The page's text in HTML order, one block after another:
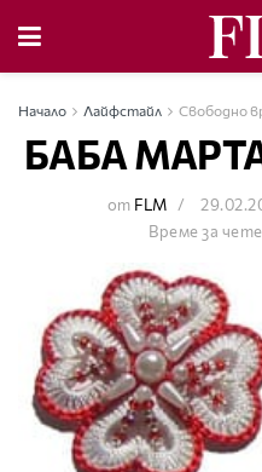
Начало Лайфстайл Свободно
БАБА
от FLM
Време за